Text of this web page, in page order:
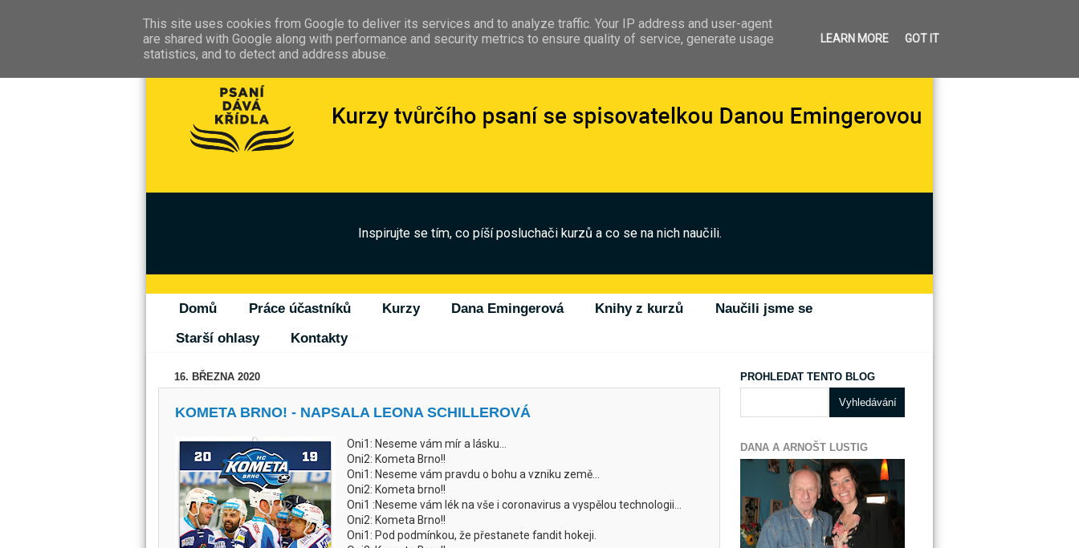
Inspirujte se tím, co píší posluchači kurzů a co se na nich naučili.
Domů Práce účastníků Kurzy Dana Emingerová Knihy z kurzů
Naučili jsme se
Starší ohlasy
Kontakty
16. BŘEZNA 2020
KOMETA BRNO! - NAPSALA LEONA SCHILLEROVÁ
Oni1: Neseme vám mír a lásku...
Oni2: Kometa Brno!!
Oni1: Neseme vám pravdu o bohu a vzniku země...
Oni2: Kometa brno!!
Oni1 :Neseme vám lék na vše i coronavirus a vyspělou technologii...
Oni2: Kometa Brno!!
Oni1: Pod podmínkou, že přestanete fandit hokeji.
PROHLEDAT TENTO BLOG
DANA A ARNOŠT LUSTIG
This site uses cookies from Google to deliver its services and to analyze traffic. Your IP address and user-agent
are shared with Google along with performance and security metrics to ensure quality of service, generate usage
statistics, and to detect and address abuse.
LEARN MORE GOT IT